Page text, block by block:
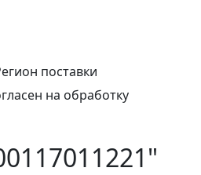
поставки
на обработку